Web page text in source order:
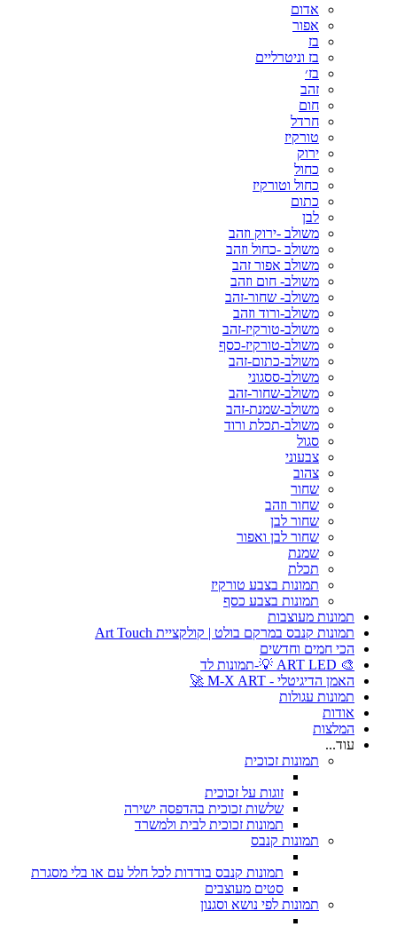
אדום
אפור
בז
בז וניטרליים
בז׳
זהב
חום
חרדל
טורקיז
ירוק
כחול
כחול וטורקיז
כתום
לבן
משולב -ירוק וזהב
משולב -כחול וזהב
משולב אפור זהב
משולב- חום וזהב
משולב- שחור-זהב
משולב-ורוד וזהב
משולב-טורקיז-זהב
משולב-טורקיז-כסף
משולב-כתום-זהב
משולב-ססגוני
משולב-שחור-זהב
משולב-שמנת-זהב
משולב-תכלת ורוד
סגול
צבעוני
צהוב
שחור
שחור וזהב
שחור לבן
שחור לבן ואפור
שמנת
תכלת
תמונות בצבע טורקיז
תמונות בצבע כסף
תמונות מעוצבות
תמונות קנבס במרקם בולט | קולקציית Art Touch
הכי חמים וחדשים
🎨 ART LED 💡-תמונות לד
האמן הדיגיטלי - M-X ART 🚀
תמונות עגולות
אודות
המלצות
עוד...
תמונות זכוכית
זוגות על זכוכית
שלשות זכוכית בהדפסה ישירה
תמונות זכוכית לבית ולמשרד
תמונות קנבס
תמונות קנבס בודדות לכל חלל עם או בלי מסגרת
סטים מעוצבים
תמונות לפי נושא וסגנון